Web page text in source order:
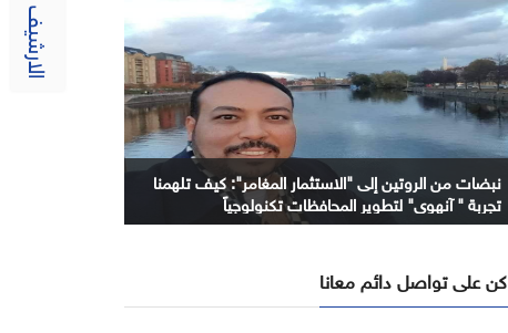
الارشيف
نبضات من الروتين إلى "الاستثمار المغامر": كيف تلهمنا
تجربة " آنهوي" لتطوير المحافظات تكنولوجياً
كن على تواصل دائم معانا